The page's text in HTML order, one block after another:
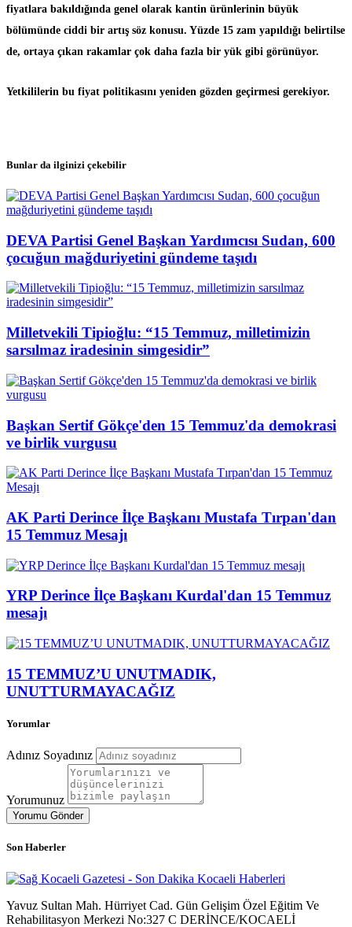
fiyatlara bakıldığında genel olarak kantin ürünlerinin büyük
bölümünde ciddi bir artış söz konusu. Yüzde 15 zam yapıldığı belirtilse
de, ortaya çıkan rakamlar çok daha fazla bir yük gibi görünüyor.
Yetkililerin bu fiyat politikasını yeniden gözden geçirmesi gerekiyor.
Bunlar da ilginizi çekebilir
DEVA Partisi Genel Başkan Yardımcısı Sudan, 600
çocuğun mağduriyetini gündeme taşıdı
Milletvekili Tipioğlu: “15 Temmuz, milletimizin
sarsılmaz iradesinin simgesidir”
Başkan Sertif Gökçe'den 15 Temmuz'da demokrasi
ve birlik vurgusu
AK Parti Derince İlçe Başkanı Mustafa Tırpan'dan
15 Temmuz Mesajı
YRP Derince İlçe Başkanı Kurdal'dan 15 Temmuz
mesajı
15 TEMMUZ’U UNUTMADIK,
UNUTTURMAYACAĞIZ
Yorumlar
Adınız Soyadınız
Yorumunuz
Yorumu Gönder
Son Haberler
Yavuz Sultan Mah. Hürriyet Cad. Gün Gelişim Özel Eğitim Ve
Rehabilitasyon Merkezi No:327 C DERİNCE/KOCAELİ